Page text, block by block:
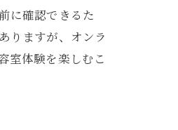
に確認できるた
りますが、オンラ
室体験を楽しむこ